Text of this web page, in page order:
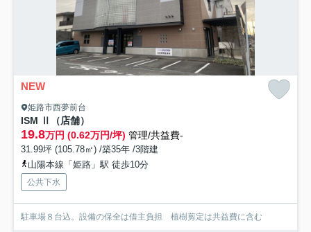
NEW
姫路市西夢前台
ISM Ⅱ（店舗）
19.8万円 (0.62万円/坪) 管理/共益費-
31.99坪 (105.78㎡) /築35年 /3階建
山陽本線「姫路」駅 徒歩10分
公共下水
駐車場８台込。設備の保全は借主負担 植樹剪定は共益費に含む